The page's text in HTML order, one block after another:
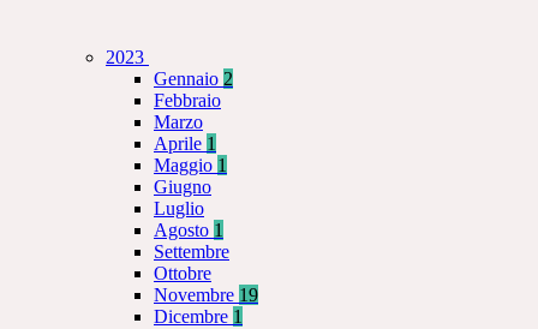
2023
Gennaio 2
Febbraio
Marzo
Aprile 1
Maggio 1
Giugno
Luglio
Agosto 1
Settembre
Ottobre
Novembre 19
Dicembre 1